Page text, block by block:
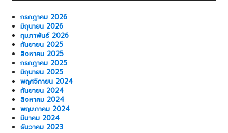
กรกฎาคม 2026
มิถุนายน 2026
กุมภาพันธ์ 2026
กันยายน 2025
สิงหาคม 2025
กรกฎาคม 2025
มิถุนายน 2025
พฤศจิกายน 2024
กันยายน 2024
สิงหาคม 2024
พฤษภาคม 2024
มีนาคม 2024
ธันวาคม 2023